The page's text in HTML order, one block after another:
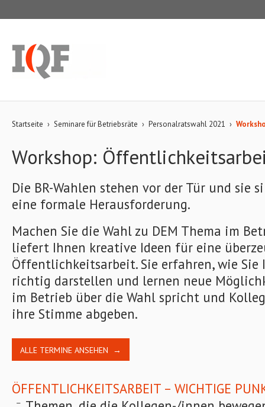
Startseite › Seminare für Betriebsräte › Personalratswahl 2021 ›
Workshop:
Die BR-Wahlen stehen vor der Tür und sie
eine formale Herausforderung.
Machen Sie die Wahl zu DEM Thema im
liefert Ihnen kreative Ideen für eine
Öffentlichkeitsarbeit. Sie erfahren, wie Sie
richtig darstellen und lernen neue
im Betrieb über die Wahl spricht und
ihre Stimme abgeben.
ALLE TERMINE ANSEHEN →
ÖFFENTLICHKEITSARBEIT – WICHTIGE